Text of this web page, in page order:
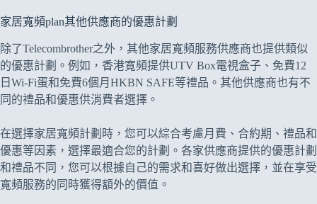
家居寬頻plan其他供應商的優惠計劃
除了Telecombrother之外，其他家居寬頻服務供應商也提供類似
的優惠計劃。例如，香港寛頻提供UTV Box電視盒子、免費12
日Wi-Fi蛋和免費6個月HKBN SAFE等禮品。其他供應商也有不
同的禮品和優惠供消費者選擇。
在選擇家居寬頻計劃時，您可以綜合考慮月費、合約期、禮品和
優惠等因素，選擇最適合您的計劃。各家供應商提供的優惠計劃
和禮品不同，您可以根據自己的需求和喜好做出選擇，並在享受
寬頻服務的同時獲得額外的價值。